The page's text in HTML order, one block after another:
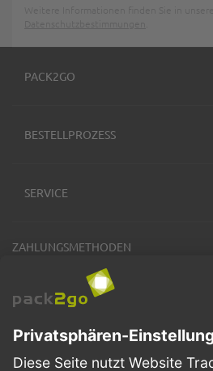
PACK2GO
BESTELLPROZESS
SERVICE
ZAHLUNGSMETHODEN
VERSANDARTEN